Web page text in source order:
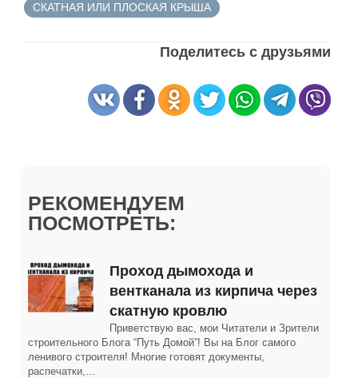
СКАТНАЯ ИЛИ ПЛОСКАЯ КРЫША
Поделитесь с друзьями
РЕКОМЕНДУЕМ
ПОСМОТРЕТЬ:
Проход дымохода и
вентканала из кирпича через
скатную кровлю
Приветствую вас, мои Читатели и Зрители
строительного Блога “Путь Домой”! Вы на Блог самого
ленивого строителя! Многие готовят документы,
распечатки,…